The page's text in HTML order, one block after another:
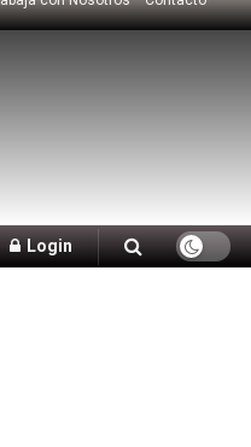
Login